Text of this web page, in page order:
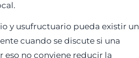
y usufructuario pueda existir un
cuando se discute si una
eso no conviene reducir la